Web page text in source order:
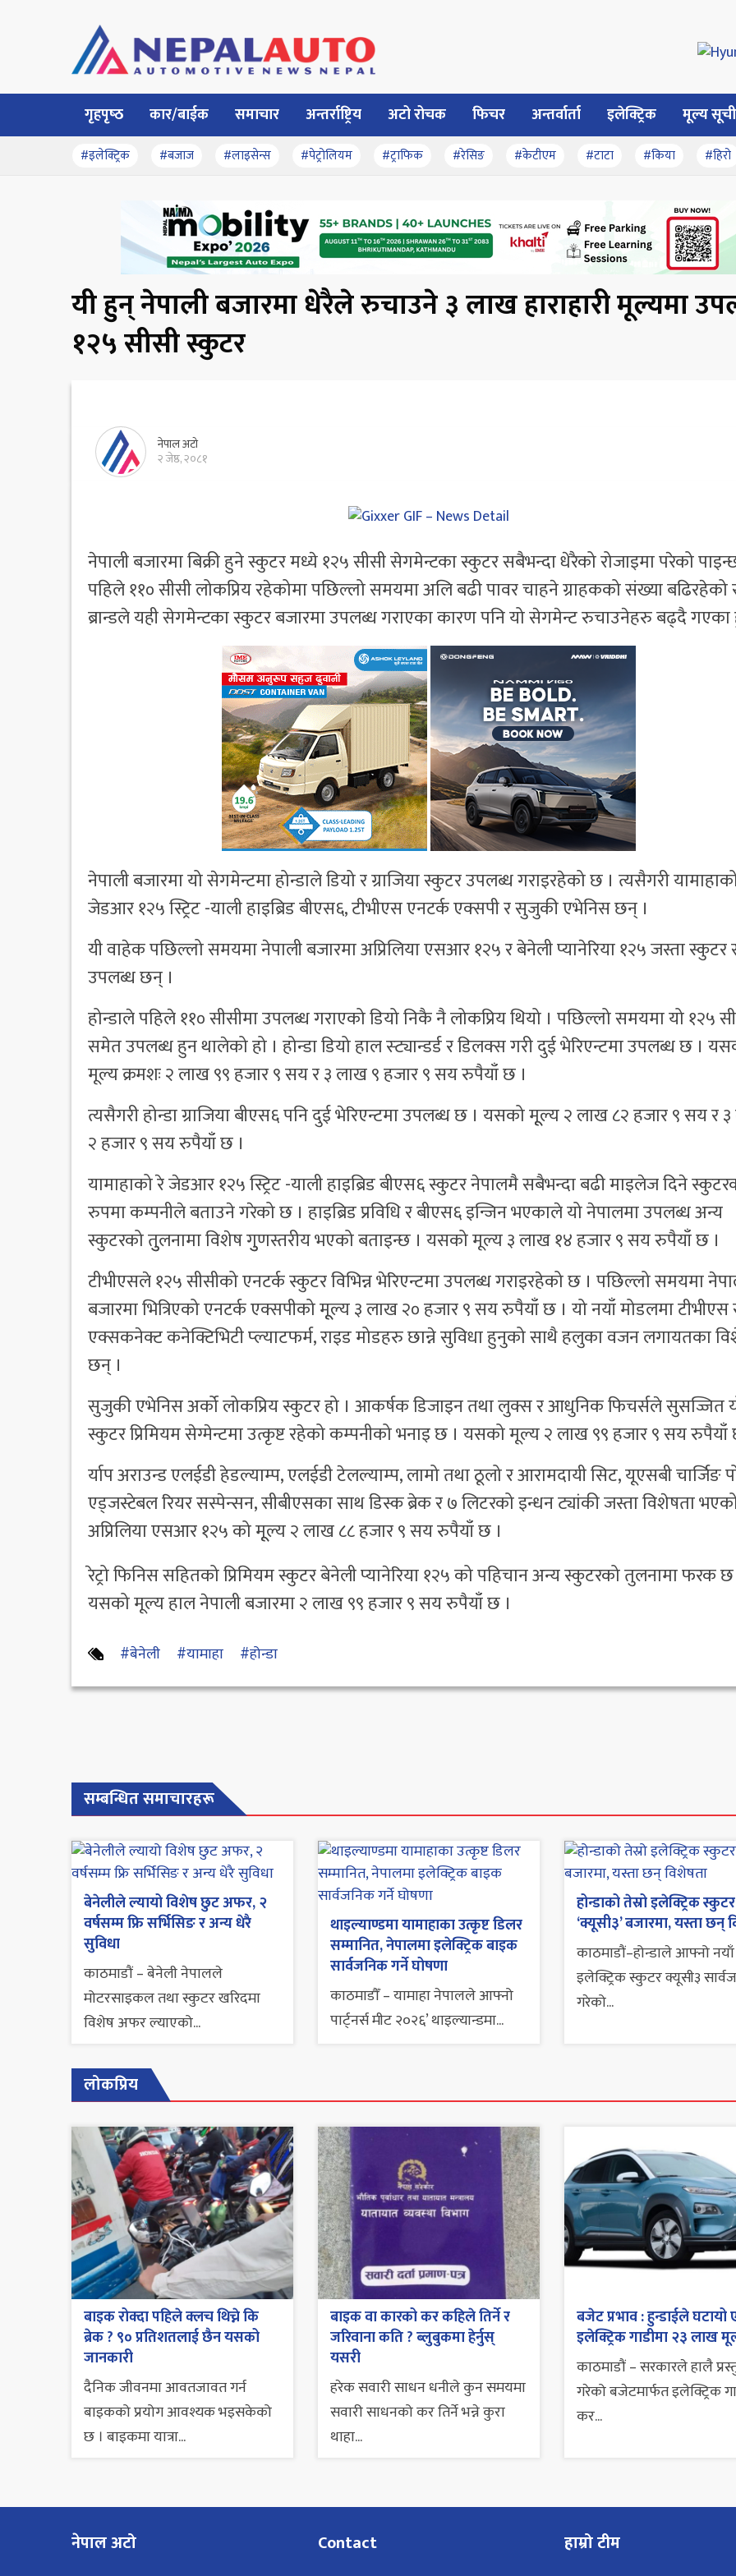
गृहपृष्‍ठ कार/बाईक समाचार अन्तर्राष्ट्रिय अटो रोचक फिचर अन्तर्वार्ता इलेक्ट्रिक मूल्य सूची
#इलेक्ट्रिक #बजाज #लाइसेन्स #पेट्रोलियम #ट्राफिक #रेसिङ #केटीएम #टाटा #किया #हिरो
यी हुन् नेपाली बजारमा धेरैले रुचाउने ३ लाख हाराहारी मूल्यमा
१२५ सीसी स्कुटर
नेपाल अटो
२ जेष्ठ, २०८१
नेपाली बजारमा बिक्री हुने स्कुटर मध्ये १२५ सीसी सेगमेन्टका स्कुटर सबैभन्दा धेरैको रोजाइमा परेको
पहिले ११० सीसी लोकप्रिय रहेकोमा पछिल्लो समयमा अलि बढी पावर चाहने ग्राहकको संख्या बढिरहेको
ब्रान्डले यही सेगमेन्टका स्कुटर बजारमा उपलब्ध गराएका कारण पनि यो सेगमेन्ट रुचाउनेहरु बढ्दै गएका
नेपाली बजारमा यो सेगमेन्टमा होन्डाले डियो र ग्राजिया स्कुटर उपलब्ध गराइरहेको छ । त्यसैगरी
जेडआर १२५ स्ट्रिट -याली हाइब्रिड बीएस६, टीभीएस एनटर्क एक्सपी र सुजुकी एभेनिस छन् ।
यी वाहेक पछिल्लो समयमा नेपाली बजारमा अप्रिलिया एसआर १२५ र बेनेली प्यानेरिया १२५ जस्ता
उपलब्ध छन् ।
होन्डाले पहिले ११० सीसीमा उपलब्ध गराएको डियो निकै नै लोकप्रिय थियो । पछिल्लो समयमा यो १२५
समेत उपलब्ध हुन थालेको हो । होन्डा डियो हाल स्ट्यान्डर्ड र डिलक्स गरी दुई भेरिएन्टमा उपलब्ध छ ।
मूल्य क्रमशः २ लाख ९९ हजार ९ सय र ३ लाख ९ हजार ९ सय रुपैयाँ छ ।
त्यसैगरी होन्डा ग्राजिया बीएस६ पनि दुई भेरिएन्टमा उपलब्ध छ । यसको मूूल्य २ लाख ८२ हजार ९ सय र
२ हजार ९ सय रुपैयाँ छ ।
यामाहाको रे जेडआर १२५ स्ट्रिट -याली हाइब्रिड बीएस६ स्कुटर नेपालमै सबैभन्दा बढी माइलेज दिने
रुपमा कम्पनीले बताउने गरेको छ । हाइब्रिड प्रविधि र बीएस६ इन्जिन भएकाले यो नेपालमा उपलब्ध अन्य
स्कुटरको तुुलनामा विशेष गुुणस्तरीय भएको बताइन्छ । यसको मूल्य ३ लाख १४ हजार ९ सय रुपैयाँ छ ।
टीभीएसले १२५ सीसीको एनटर्क स्कुटर विभिन्न भेरिएन्टमा उपलब्ध गराइरहेको छ । पछिल्लो समयमा
बजारमा भित्रिएको एनटर्क एक्सपीको मूूल्य ३ लाख २० हजार ९ सय रुपैयाँ छ । यो नयाँ मोडलमा टीभीएस
एक्सकनेक्ट कनेक्टिभिटी प्ल्याटफर्म, राइड मोडहरु छान्ने सुविधा हुनुको साथै हलुका वजन लगायतका
छन् ।
सुजुकी एभेनिस अर्को लोकप्रिय स्कुटर हो । आकर्षक डिजाइन तथा लुक्स र आधुनिक फिचर्सले सुसज्जित
स्कुटर प्रिमियम सेग्मेन्टमा उत्कृष्ट रहेको कम्पनीको भनाइ छ । यसको मूल्य २ लाख ९९ हजार ९ सय रुपैयाँ
र्याप अराउन्ड एलईडी हेडल्याम्प, एलईडी टेलल्याम्प, लामो तथा ठूलो र आरामदायी सिट, यूएसबी चार्जिङ
एड्जस्टेबल रियर सस्पेन्सन, सीबीएसका साथ डिस्क ब्रेक र ७ लिटरको इन्धन ट्यांकी जस्ता विशेषता
अप्रिलिया एसआर १२५ को मूूल्य २ लाख ८८ हजार ९ सय रुपैयाँ छ ।
रेट्रो फिनिस सहितको प्रिमियम स्कुटर बेनेली प्यानेरिया १२५ को पहिचान अन्य स्कुटरको तुलनामा फरक छ
यसको मूल्य हाल नेपाली बजारमा २ लाख ९९ हजार ९ सय रुपैयाँ छ ।
#बेनेली #यामाहा #होन्डा
सम्बन्धित समाचारहरू
बेनेलीले ल्यायो विशेष छुट अफर, २
वर्षसम्म फ्रि सर्भिसिङ र अन्य धेरै
सुविधा
काठमाडौं – बेनेली नेपालले
मोटरसाइकल तथा स्कुटर खरिदमा
विशेष अफर ल्याएको...
थाइल्याण्डमा यामाहाका उत्कृष्ट डिलर
सम्मानित, नेपालमा इलेक्ट्रिक बाइक
सार्वजनिक गर्ने घोषणा
काठमाडौँ – यामाहा नेपालले आफ्नो
पार्ट्नर्स मीट २०२६’ थाइल्यान्डमा...
होन्डाको तेस्रो इलेक्ट्रिक स्कुटर
‘क्यूसी३’ बजारमा, यस्ता छन्
काठमाडौं–होन्डाले आफ्नो नयाँ
इलेक्ट्रिक स्कुटर क्यूसी३
गरेको...
लोकप्रिय
बाइक रोक्दा पहिले क्लच थिच्ने कि
ब्रेक ? ९० प्रतिशतलाई छैन यसको
जानकारी
दैनिक जीवनमा आवतजावत गर्न
बाइकको प्रयोग आवश्यक भइसकेको
छ । बाइकमा यात्रा...
बाइक वा कारको कर कहिले तिर्ने र
जरिवाना कति ? ब्लुबुकमा हेर्नुस्
यसरी
हरेक सवारी साधन धनीले कुन समयमा
सवारी साधनको कर तिर्ने भन्ने कुरा
थाहा...
बजेट प्रभाव : हुन्डाईले घटायो
इलेक्ट्रिक गाडीमा २३ लाख
काठमाडौं – सरकारले हालै
गरेको बजेटमार्फत इलेक्ट्रिक
कर...
नेपाल अटो Contact हाम्रो टीम